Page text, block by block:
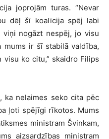
joprojām turas. “Nevar
dēļ šī koalīcija spēj labi
nogāzt nespēj, jo visu
mums ir šī stabilā valdība,
ko citu,” skaidro Filips
ka nelaimes seko cita pēc
ļoti spējīgi rīkotos. Mums
ministram Švinkam,
aizsardzības ministram